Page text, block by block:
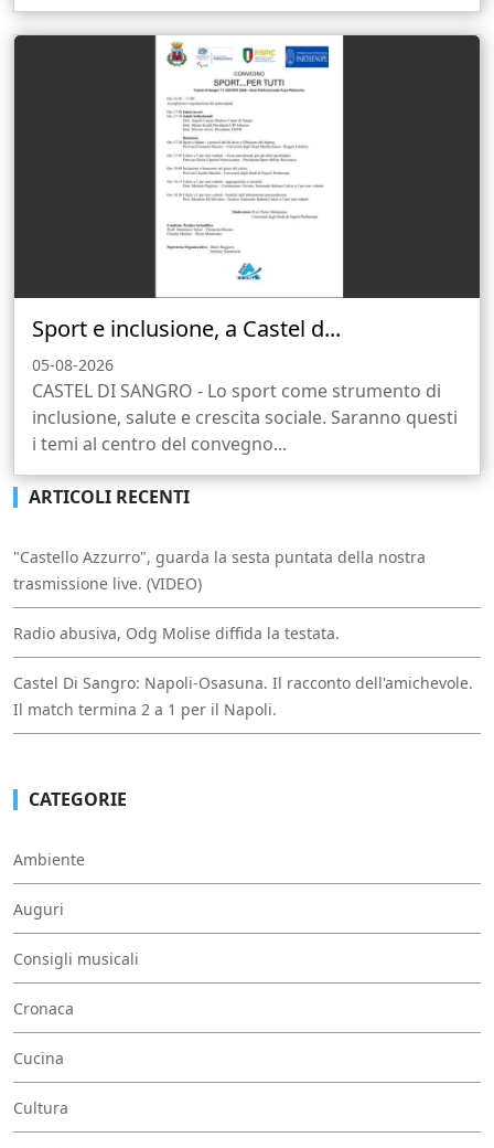
Sport e inclusione, a Castel d...
05-08-2026
CASTEL DI SANGRO - Lo sport come strumento di
inclusione, salute e crescita sociale. Saranno questi
i temi al centro del convegno...
ARTICOLI RECENTI
"Castello Azzurro", guarda la sesta puntata della nostra
trasmissione live. (VIDEO)
Radio abusiva, Odg Molise diffida la testata.
Castel Di Sangro: Napoli-Osasuna. Il racconto dell'amichevole.
Il match termina 2 a 1 per il Napoli.
CATEGORIE
Ambiente
Auguri
Consigli musicali
Cronaca
Cucina
Cultura